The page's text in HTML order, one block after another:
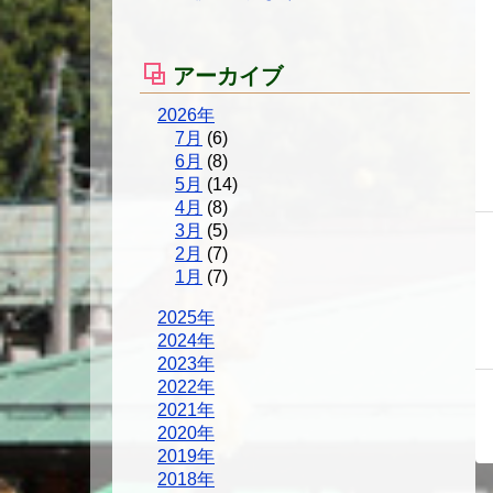
アーカイブ
2026年
7月 (6)
6月 (8)
5月 (14)
4月 (8)
3月 (5)
2月 (7)
1月 (7)
2025年
2024年
2023年
2022年
2021年
2020年
2019年
2018年